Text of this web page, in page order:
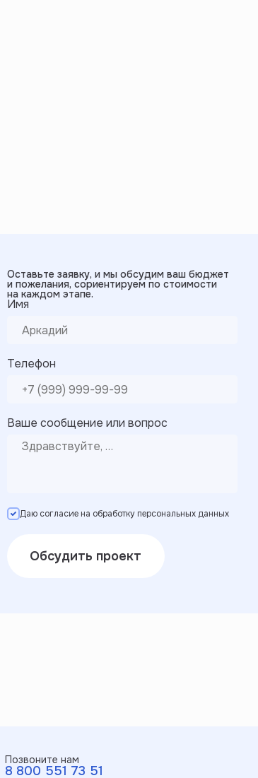
Оставьте заявку, и мы обсудим ваш бюджет
и пожелания, сориентируем по стоимости
на каждом этапе.
Имя
Телефон
Ваше сообщение или вопрос
Даю согласие на обработку персональных данных
Обсудить проект
Позвоните нам
8 800 551 73 51